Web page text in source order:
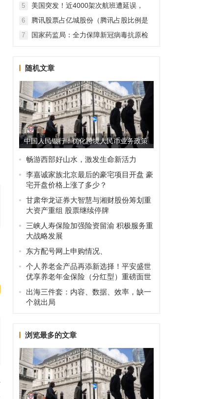
5
美国突发！近4000架次航班遭延误，
2000架次航班被取消
6
腾讯股票占亿城股份（腾讯占股比例是
怎样的？）
7
国家药监局：全力保障新冠病毒抗原检
随机文章
中国人民银行：优化跨境人民币业务政策
加强跨境人民币业务监管
畅游西部好山水，激发生命新活力
李嘉诚家族北京最后的豪宅项目开盘 豪
宅开盘价格上涨了多少？
甘肃华龙证券大智慧与湘财股份筹划重
大资产重组 股票继续停牌
三峡人寿保险加强险资留渝 积极服务重
大战略发展
东方配号网上申购情况、
个人养老金产品再添新选择！平安盛世
优享养老年金保险（分红型）重磅面世
出海三件套：内容、数据、效率，缺一
个就出局
浏览最多的文章